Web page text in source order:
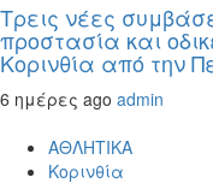
Τρεις νέες
προστασία και
Κορινθία από την
6 ημέρες ago admin
ΑΘΛΗΤΙΚΑ
Κορινθία